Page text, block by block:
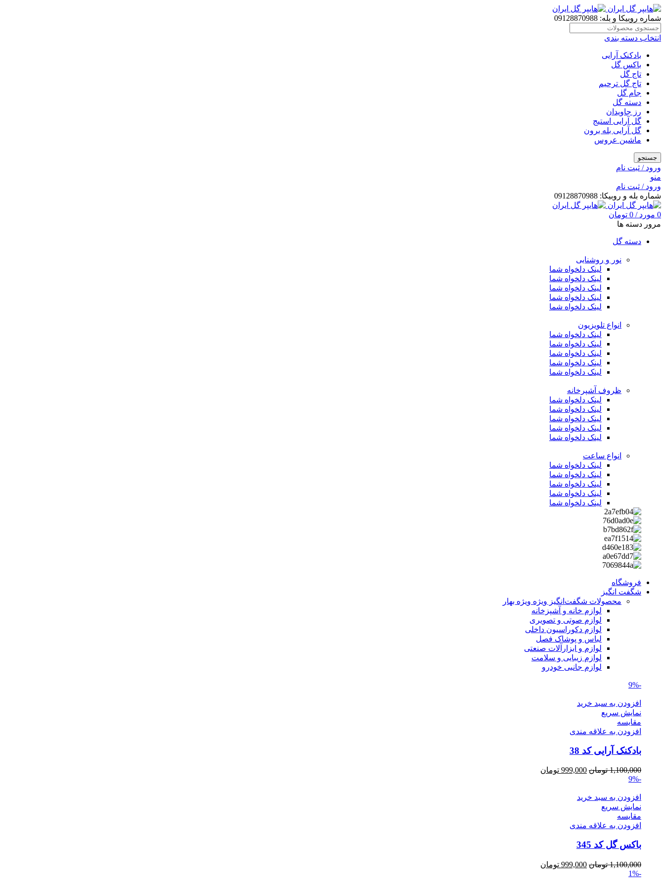
شماره روبیکا و بله: 09128870988
انتخاب دسته بندی
بادکنک آرایی
باکس گل
تاج گل
تاج گل ترحیم
جام گل
دسته گل
رز جاویدان
گل آرایی استیج
گل آرایی بله برون
ماشین عروس
جستجو
ورود / ثبت نام
منو
ورود / ثبت نام
شماره بله و روبیکا: 09128870988
0 مورد /
0 تومان
مرور دسته ها
دسته گل
نور و روشنایی
لینک دلخواه شما
لینک دلخواه شما
لینک دلخواه شما
لینک دلخواه شما
لینک دلخواه شما
انواع تلویزیون
لینک دلخواه شما
لینک دلخواه شما
لینک دلخواه شما
لینک دلخواه شما
لینک دلخواه شما
ظروف آشپرخانه
لینک دلخواه شما
لینک دلخواه شما
لینک دلخواه شما
لینک دلخواه شما
لینک دلخواه شما
انواع ساعت
لینک دلخواه شما
لینک دلخواه شما
لینک دلخواه شما
لینک دلخواه شما
لینک دلخواه شما
فروشگاه
شگفت انگیز
محصولات شگفت‌انگیز ویژه ویژه بهار
لوازم خانه و آشپزخانه
لوازم صوتی و تصویری
لوازم دکوراسیون داخلی
لباس و پوشاک فصل
لوازم و ابزارآلات صنعتی
لوازم زیبایی و سلامت
لوازم جانبی خودرو
-9%
افزودن به سبد خرید
نمایش سریع
مقايسه
افزودن به علاقه مندی
بادکنک آرایی کد 38
1,100,000 تومان Original
1,100,000 تومان.
999,000 تومان
-9%
افزودن به سبد خرید
نمایش سریع
مقايسه
افزودن به علاقه مندی
باکس گل کد 345
1,100,000 تومان Original
999,000 تومان
-1%